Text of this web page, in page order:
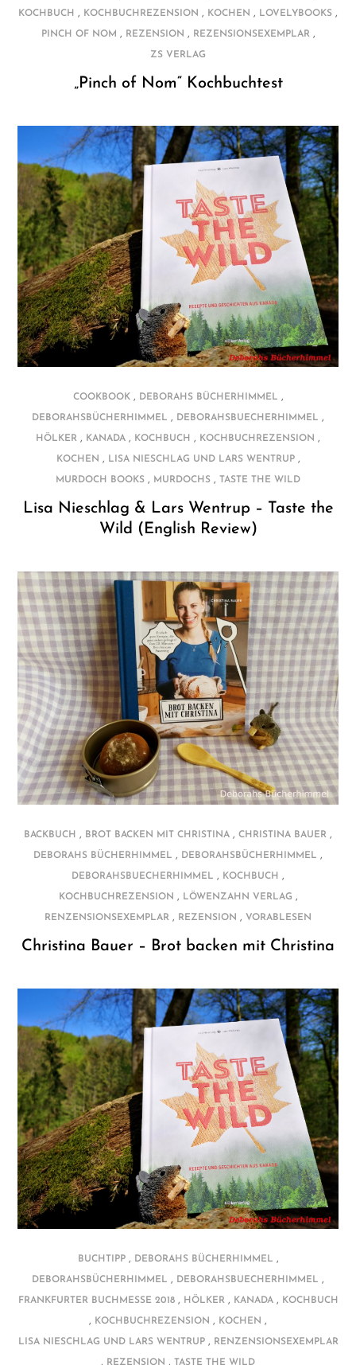
KOCHBUCH , KOCHBUCHREZENSION , KOCHEN , LOVELYBOOKS ,
PINCH OF NOM , REZENSION , REZENSIONSEXEMPLAR,
ZS VERLAG
„Pinch of Nom“ Kochbuchtest
COOKBOOK, DEBORAHS BÜCHERHIMMEL ,
DEBORAHSBÜCHERHIMMEL , DEBORAHSBUECHERHIMMEL ,
HÖLKER , KANADA , KOCHBUCH , KOCHBUCHREZENSION ,
KOCHEN , LISA NIESCHLAG UND LARS WENTRUP,
MURDOCH BOOKS , MURDOCHS , TASTE THE WILD
Lisa Nieschlag & Lars Wentrup – Taste the
Wild (English Review)
BACKBUCH , BROT BACKEN MIT CHRISTINA , CHRISTINA BAUER ,
DEBORAHS BÜCHERHIMMEL , DEBORAHSBÜCHERHIMMEL ,
DEBORAHSBUECHERHIMMEL , KOCHBUCH ,
KOCHBUCHREZENSION , LÖWENZAHN VERLAG ,
RENZENSIONSEXEMPLAR , REZENSION , VORABLESEN
Christina Bauer – Brot backen mit Christina
BUCHTIPP, DEBORAHS BÜCHERHIMMEL ,
DEBORAHSBÜCHERHIMMEL , DEBORAHSBUECHERHIMMEL ,
FRANKFURTER BUCHMESSE 2018, HÖLKER, KANADA, KOCHBUCH
, KOCHBUCHREZENSION , KOCHEN ,
LISA NIESCHLAG UND LARS WENTRUP, RENZENSIONSEXEMPLAR
, REZENSION , TASTE THE WILD